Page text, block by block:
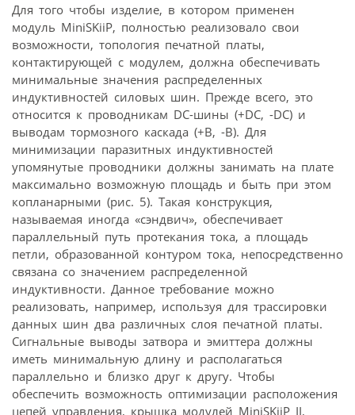
Для того чтобы изделие, в котором применен
модуль MiniSKiiP, полностью реализовало свои
возможности, топология печатной платы,
контактирующей с модулем, должна обеспечивать
минимальные значения распределенных
индуктивностей силовых шин. Прежде всего, это
относится к проводникам DC-шины (+DC, -DC) и
выводам тормозного каскада (+В, -В). Для
минимизации паразитных индуктивностей
упомянутые проводники должны занимать на плате
максимально возможную площадь и быть при этом
копланарными (рис. 5). Такая конструкция,
называемая иногда «сэндвич», обеспечивает
параллельный путь протекания тока, а площадь
петли, образованной контуром тока, непосредственно
связана со значением распределенной
индуктивности. Данное требование можно
реализовать, например, используя для трассировки
данных шин два различных слоя печатной платы.
Сигнальные выводы затвора и эмиттера должны
иметь минимальную длину и располагаться
параллельно и близко друг к другу. Чтобы
обеспечить возможность оптимизации расположения
цепей управления, крышка модулей MiniSKiiP II,